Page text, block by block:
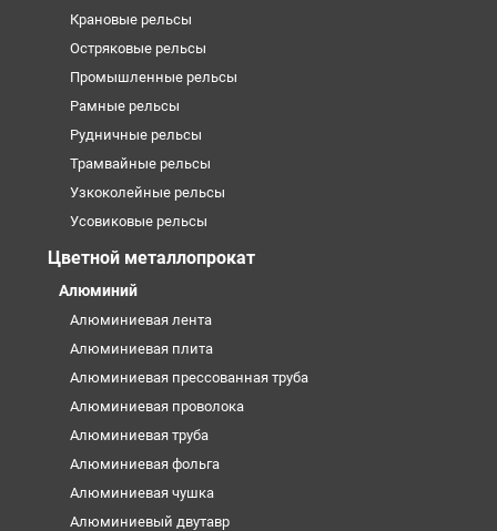
Крановые рельсы
Остряковые рельсы
Промышленные рельсы
Рамные рельсы
Рудничные рельсы
Трамвайные рельсы
Узкоколейные рельсы
Усовиковые рельсы
Цветной металлопрокат
Алюминий
Алюминиевая лента
Алюминиевая плита
Алюминиевая прессованная труба
Алюминиевая проволока
Алюминиевая труба
Алюминиевая фольга
Алюминиевая чушка
Алюминиевый двутавр